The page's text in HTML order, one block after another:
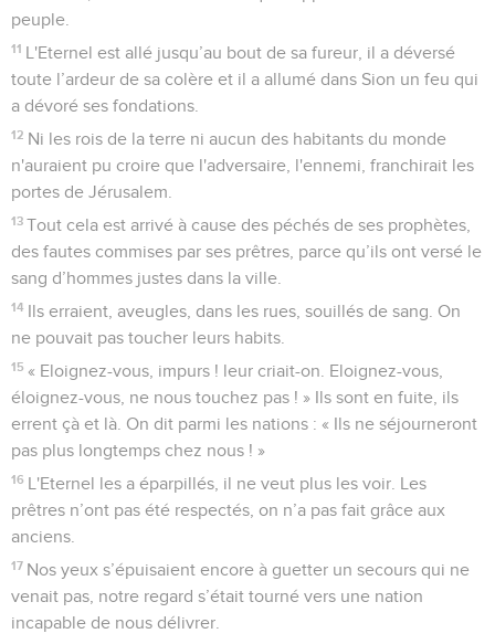
peuple.
11
L'Eternel est allé jusqu’au bout de sa fureur, il a déversé
toute l’ardeur de sa colère et il a allumé dans Sion un feu qui
a dévoré ses fondations.
12 Ni les rois de la terre ni aucun des habitants du monde
n'auraient pu croire que l'adversaire, l'ennemi, franchirait les
portes de Jérusalem.
13 Tout cela est arrivé à cause des péchés de ses prophètes,
des fautes commises par ses prêtres, parce qu’ils ont versé le
sang d’hommes justes dans la ville.
14
Ils erraient, aveugles, dans les rues, souillés de sang. On
ne pouvait pas toucher leurs habits.
15 « Eloignez-vous, impurs ! leur criait-on. Eloignez-vous,
éloignez-vous, ne nous touchez pas ! » Ils sont en fuite, ils
errent çà et là. On dit parmi les nations : « Ils ne séjourneront
pas plus longtemps chez nous ! »
16
L'Eternel les a éparpillés, il ne veut plus les voir. Les
prêtres n’ont pas été respectés, on n’a pas fait grâce aux
anciens.
17 Nos yeux s’épuisaient encore à guetter un secours qui ne
venait pas, notre regard s’était tourné vers une nation
incapable de nous délivrer.